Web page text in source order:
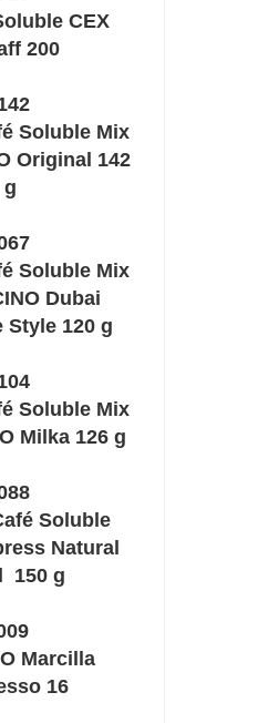
CEX
200
Soluble Mix
Original 142
g
Soluble Mix
Dubai
Style 120 g
Soluble Mix
Milka 126 g
Soluble
Natural
150 g
Marcilla
16